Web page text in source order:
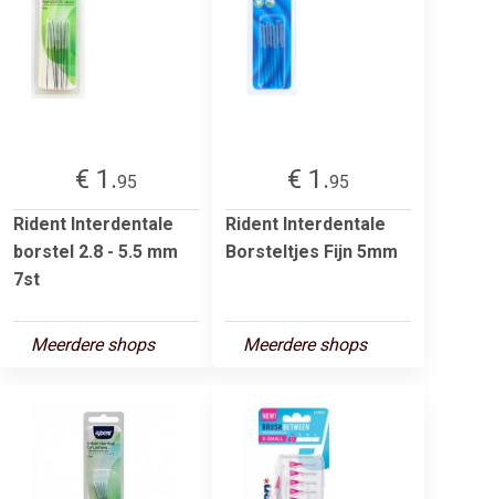
€ 1.95
Rident Interdentale
borstel 2.8 - 5.5 mm
7st
Meerdere shops
€ 1.95
Rident Interdentale
Borsteltjes Fijn 5mm
Meerdere shops